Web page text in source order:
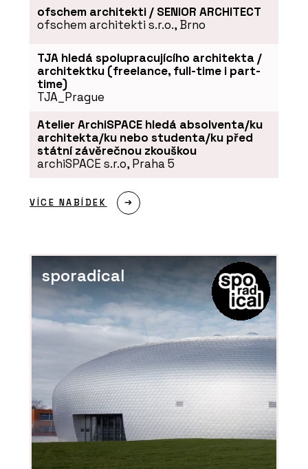
ofschem architekti / SENIOR ARCHITECT
ofschem architekti s.r.o., Brno
TJA hledá spolupracujícího architekta /
architektku (freelance, full-time i part-
time)
TJA_Prague
Atelier ArchiSPACE hledá absolventa/ku
architekta/ku nebo studenta/ku před
státní závěrečnou zkouškou
archiSPACE s.r.o, Praha 5
VÍCE NABÍDEK
sporadical